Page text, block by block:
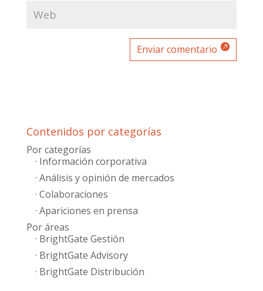
Enviar comentario
Contenidos por categorías
Por categorías
· Información corporativa
· Análisis y opinión de mercados
· Colaboraciones
· Apariciones en prensa
Por áreas
· BrightGate Gestión
· BrightGate Advisory
· BrightGate Distribución